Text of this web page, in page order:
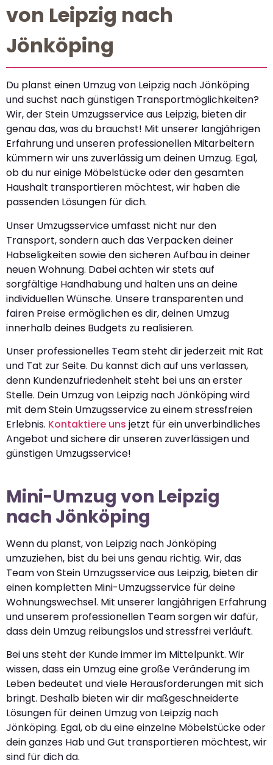
von Leipzig nach
Jönköping
Du planst einen Umzug von Leipzig nach Jönköping
und suchst nach günstigen Transportmöglichkeiten?
Wir, der Stein Umzugsservice aus Leipzig, bieten dir
genau das, was du brauchst! Mit unserer langjährigen
Erfahrung und unseren professionellen Mitarbeitern
kümmern wir uns zuverlässig um deinen Umzug. Egal,
ob du nur einige Möbelstücke oder den gesamten
Haushalt transportieren möchtest, wir haben die
passenden Lösungen für dich.
Unser Umzugsservice umfasst nicht nur den
Transport, sondern auch das Verpacken deiner
Habseligkeiten sowie den sicheren Aufbau in deiner
neuen Wohnung. Dabei achten wir stets auf
sorgfältige Handhabung und halten uns an deine
individuellen Wünsche. Unsere transparenten und
fairen Preise ermöglichen es dir, deinen Umzug
innerhalb deines Budgets zu realisieren.
Unser professionelles Team steht dir jederzeit mit Rat
und Tat zur Seite. Du kannst dich auf uns verlassen,
denn Kundenzufriedenheit steht bei uns an erster
Stelle. Dein Umzug von Leipzig nach Jönköping wird
mit dem Stein Umzugsservice zu einem stressfreien
Erlebnis. Kontaktiere uns jetzt für ein unverbindliches
Angebot und sichere dir unseren zuverlässigen und
günstigen Umzugsservice!
Mini-Umzug von Leipzig
nach Jönköping
Wenn du planst, von Leipzig nach Jönköping
umzuziehen, bist du bei uns genau richtig. Wir, das
Team von Stein Umzugsservice aus Leipzig, bieten dir
einen kompletten Mini-Umzugsservice für deine
Wohnungswechsel. Mit unserer langjährigen Erfahrung
und unserem professionellen Team sorgen wir dafür,
dass dein Umzug reibungslos und stressfrei verläuft.
Bei uns steht der Kunde immer im Mittelpunkt. Wir
wissen, dass ein Umzug eine große Veränderung im
Leben bedeutet und viele Herausforderungen mit sich
bringt. Deshalb bieten wir dir maßgeschneiderte
Lösungen für deinen Umzug von Leipzig nach
Jönköping. Egal, ob du eine einzelne Möbelstücke oder
dein ganzes Hab und Gut transportieren möchtest, wir
sind für dich da.